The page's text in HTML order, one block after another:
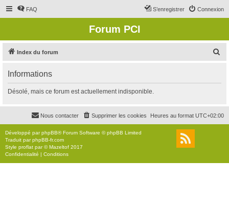
FAQ Connexion
S’enregistrer
Forum PCI
Index du forum
r
c
r
Informations
Désolé, mais ce forum est actuellement indisponible.
Heures au format UTC+02:00
Supprimer les cookies
Nous contacter
Développé parphpBB® Forum Software © phpBB Limited
Traduit parphpBB-fr.com
Style proflat par ©Mazeltof 2017
Confidentialité | Conditions